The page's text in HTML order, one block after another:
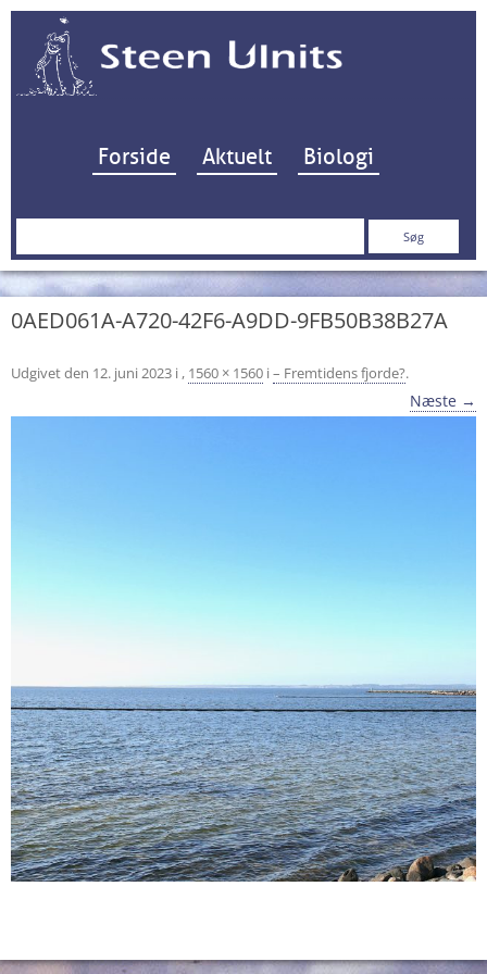
Hop til indhold
Forside Aktuelt Biologi
Søg
0AED061A-A720-42F6-A9DD-9FB50B38B27A
Udgivet den 12. juni 2023 i , 1560 × 1560 i– Fremtidens fjorde?.
Næste →